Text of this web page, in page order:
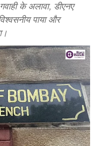
के अलावा, डीएनए
पाया और